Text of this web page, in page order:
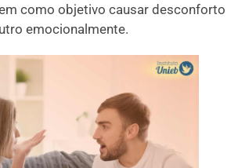
como objetivo causar desconforto
emocionalmente.